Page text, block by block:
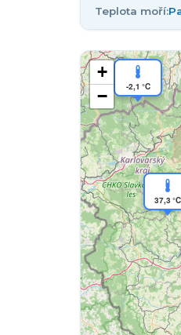
Teplota moří:
-2,1 °C
37,3 °C
+
−